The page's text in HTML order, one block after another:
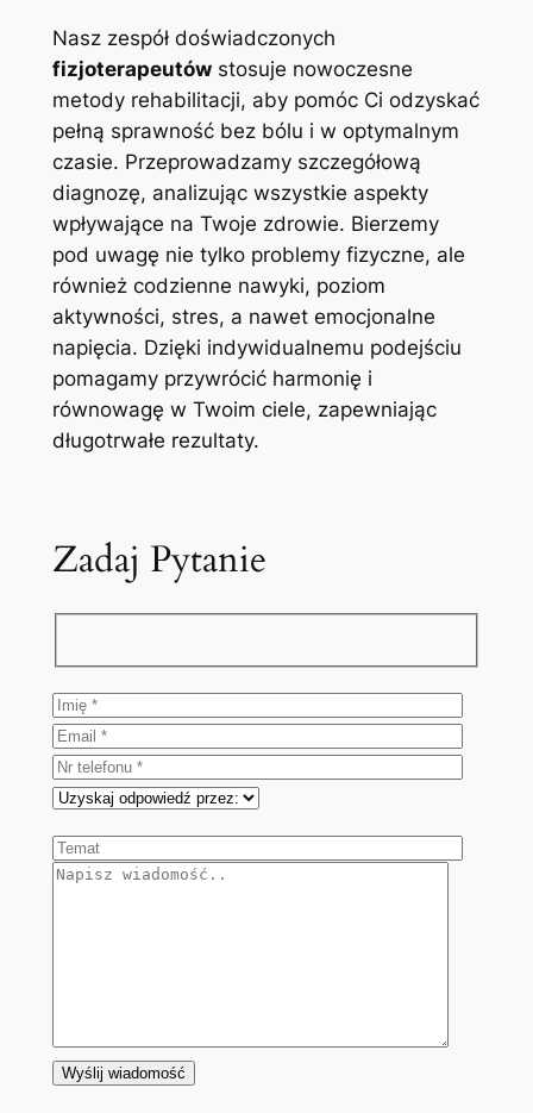
Nasz zespół doświadczonych
fizjoterapeutówstosuje nowoczesne
metody rehabilitacji, aby pomóc Ci odzyskać
pełną sprawność bez bólu i w optymalnym
czasie. Przeprowadzamy szczegółową
diagnozę, analizując wszystkie aspekty
wpływające na Twoje zdrowie. Bierzemy
pod uwagę nie tylko problemy fizyczne, ale
również codzienne nawyki, poziom
aktywności, stres, a nawet emocjonalne
napięcia. Dzięki indywidualnemu podejściu
pomagamy przywrócić harmonię i
równowagę w Twoim ciele, zapewniając
długotrwałe rezultaty.
Zadaj Pytanie